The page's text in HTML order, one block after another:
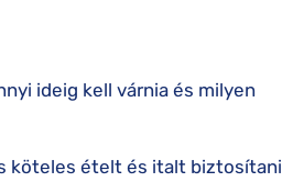
ideig kell várnia és milyen
köteles ételt és italt biztosítani